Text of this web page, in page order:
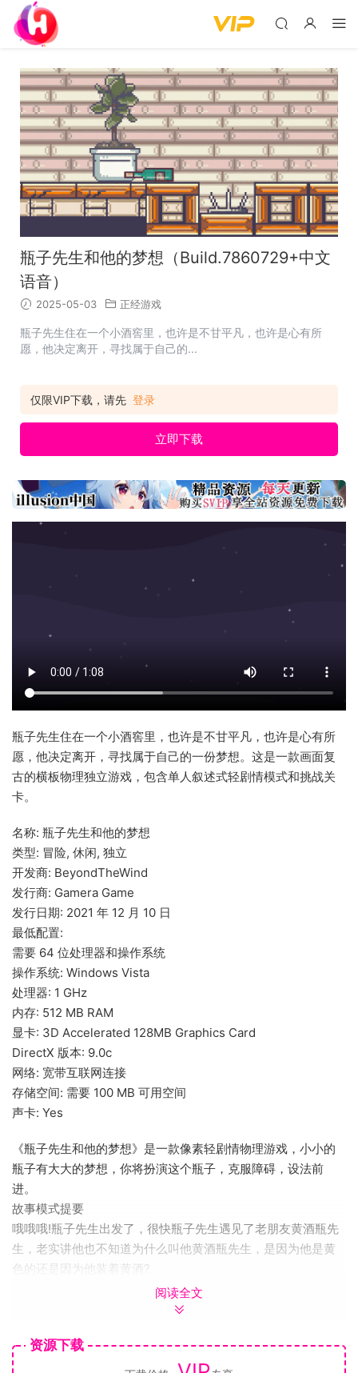
瓶子先生和他的梦想（Build.7860729+中文
语音）
2025-05-03 正经游戏
瓶子先生住在一个小酒窖里，也许是不甘平凡，也许是心有所
愿，他决定离开，寻找属于自己的...
仅限VIP下载，请先 登录
立即下载
瓶子先生住在一个小酒窖里，也许是不甘平凡，也许是心有所
愿，他决定离开，寻找属于自己的一份梦想。这是一款画面复
古的横板物理独立游戏，包含单人叙述式轻剧情模式和挑战关
卡。
名称: 瓶子先生和他的梦想
类型: 冒险, 休闲, 独立
开发商: BeyondTheWind
发行商: Gamera Game
发行日期: 2021 年 12 月 10 日
最低配置:
需要 64 位处理器和操作系统
操作系统: Windows Vista
处理器: 1 GHz
内存: 512 MB RAM
显卡: 3D Accelerated 128MB Graphics Card
DirectX 版本: 9.0c
网络: 宽带互联网连接
存储空间: 需要 100 MB 可用空间
声卡: Yes
《瓶子先生和他的梦想》是一款像素轻剧情物理游戏，小小的
瓶子有大大的梦想，你将扮演这个瓶子，克服障碍，设法前
进。
故事模式提要
哦哦哦!瓶子先生出发了，很快瓶子先生遇见了老朋友黄酒瓶先
生，老实讲他也不知道为什么叫他黄酒瓶先生，是因为他是黄
色的还是因为他装着黄酒?
阅读全文
资源下载